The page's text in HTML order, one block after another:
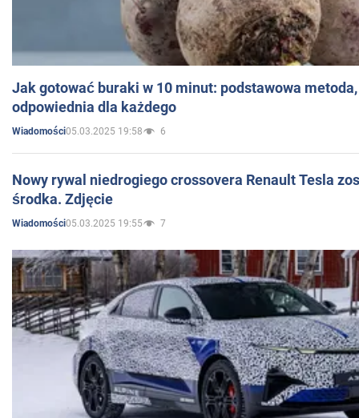
Jak gotować buraki w 10 minut: podstawowa
odpowiednia dla każdego
Wiadomości05.03.2025 19:58 6
Nowy rywal niedrogiego crossovera Renault Tesla
środka. Zdjęcie
Wiadomości05.03.2025 19:55 7